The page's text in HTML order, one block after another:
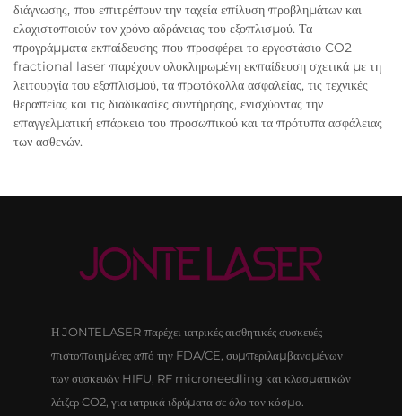
διάγνωσης, που επιτρέπουν την ταχεία επίλυση προβλημάτων και
ελαχιστοποιούν τον χρόνο αδράνειας του εξοπλισμού. Τα
προγράμματα εκπαίδευσης που προσφέρει το εργοστάσιο CO2
fractional laser παρέχουν ολοκληρωμένη εκπαίδευση σχετικά με τη
λειτουργία του εξοπλισμού, τα πρωτόκολλα ασφαλείας, τις τεχνικές
θεραπείας και τις διαδικασίες συντήρησης, ενισχύοντας την
επαγγελματική επάρκεια του προσωπικού και τα πρότυπα ασφάλειας
των ασθενών.
Η JONTELASER παρέχει ιατρικές αισθητικές συσκευές
πιστοποιημένες από την FDA/CE, συμπεριλαμβανομένων
των συσκευών HIFU, RF microneedling και κλασματικών
λέιζερ CO2, για ιατρικά ιδρύματα σε όλο τον κόσμο.